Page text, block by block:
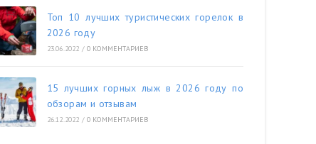
Топ 10 лучших туристических горелок в
2026 году
23.06.2022 / 0 КОММЕНТАРИЕВ
15 лучших горных лыж в 2026 году по
обзорам и отзывам
26.12.2022 / 0 КОММЕНТАРИЕВ